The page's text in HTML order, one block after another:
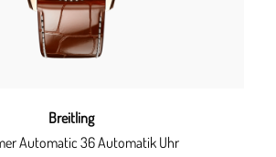
Breitling
Automatic 36 Automatik Uhr